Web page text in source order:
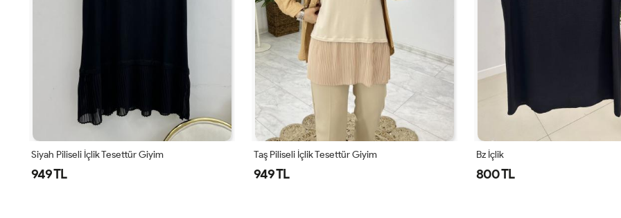
Siyah Piliseli İçlik Tesettür Giyim
949 TL
Taş Piliseli İçlik Tesettür Giyim
949 TL
Bz İçlik
800 TL